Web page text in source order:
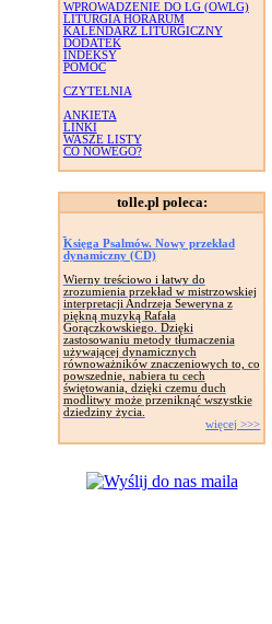
WPROWADZENIE DO LG (OWLG)
LITURGIA HORARUM
KALENDARZ LITURGICZNY
DODATEK
INDEKSY
POMOC
CZYTELNIA
ANKIETA
LINKI
WASZE LISTY
CO NOWEGO?
tolle.pl poleca:
Księga Psalmów. Nowy przekład
dynamiczny (CD)
Wierny treściowo i łatwy do
zrozumienia przekład w mistrzowskiej
interpretacji Andrzeja Seweryna z
piękną muzyką Rafała
Gorączkowskiego. Dzięki
zastosowaniu metody tłumaczenia
używającej dynamicznych
równoważników znaczeniowych to, co
powszednie, nabiera tu cech
świętowania, dzięki czemu duch
modlitwy może przeniknąć wszystkie
dziedziny życia.
więcej >>>